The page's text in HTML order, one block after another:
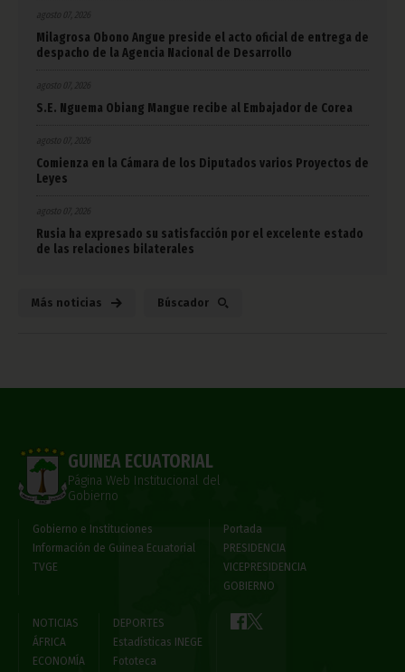
agosto 07, 2026
Milagrosa Obono Angue preside el acto oficial de entrega de
despacho de la Agencia Nacional de Desarrollo
agosto 07, 2026
S.E. Nguema Obiang Mangue recibe al Embajador de Corea
agosto 07, 2026
Comienza en la Cámara de los Diputados varios Proyectos de
Leyes
agosto 07, 2026
Rusia ha expresado su satisfacción por el excelente estado
de las relaciones bilaterales
Más noticias Búscador
GUINEA ECUATORIAL
Página Web Institucional del
Gobierno
Gobierno e Instituciones
Información de Guinea Ecuatorial
TVGE
Portada
PRESIDENCIA
VICEPRESIDENCIA
GOBIERNO
NOTICIAS
ÁFRICA
ECONOMÍA
DEPORTES
Estadísticas INEGE
Fototeca